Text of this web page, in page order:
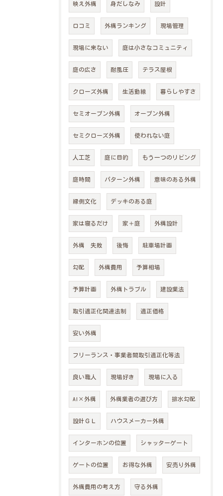
映え外構 身だしなみ 設計
口コミ 外構ランキング 現場管理
現場に来ない 庭は小さなコミュニティ
庭の広さ 耐風圧 テラス屋根
クローズ外構 生活動線 暮らしやすさ
セミオープン外構 オープン外構
セミクローズ外構 使われない庭
人工芝 庭に目的 もう一つのリビング
庭時間 パターン外構 意味のある外構
縁側文化 デッキのある庭
家は寝るだけ 家＋庭 外構設計
外構 失敗 後悔 駐車場計画
勾配 外構費用 予算相場
予算計画 外構トラブル 建設業法
取引適正化関連法制 適正価格
安い外構
フリーランス・事業者間取引適正化等法
良い職人 現場好き 現場に入る
AI×外構 外構業者の選び方 排水勾配
設計ＧＬ ハウスメーカー外構
インターホンの位置 シャッターゲート
ゲートの位置 お得な外構 安売り外構
外構費用の考え方 守る外構
メインサイトはこちら